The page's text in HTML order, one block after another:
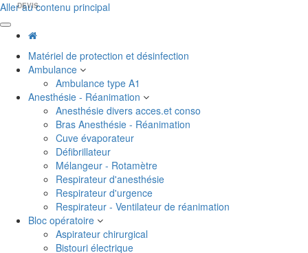
Aller au contenu principal
Matériel de protection et désinfection
Ambulance
Ambulance type A1
Anesthésie - Réanimation
Anesthésie divers acces.et conso
Bras Anesthésie - Réanimation
Cuve évaporateur
Défibrillateur
Mélangeur - Rotamètre
Respirateur d'anesthésie
Respirateur d'urgence
Respirateur - Ventilateur de réanimation
Bloc opératoire
Aspirateur chirurgical
Bistouri électrique
DEVIS